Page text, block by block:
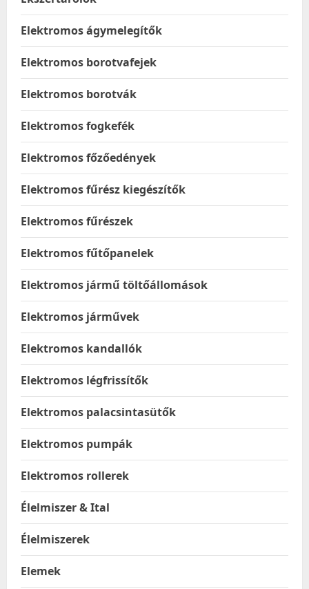
Elektromos ágymelegítők
Elektromos borotvafejek
Elektromos borotvák
Elektromos fogkefék
Elektromos főzőedények
Elektromos fűrész kiegészítők
Elektromos fűrészek
Elektromos fűtőpanelek
Elektromos jármű töltőállomások
Elektromos járművek
Elektromos kandallók
Elektromos légfrissítők
Elektromos palacsintasütők
Elektromos pumpák
Elektromos rollerek
Élelmiszer & Ital
Élelmiszerek
Elemek